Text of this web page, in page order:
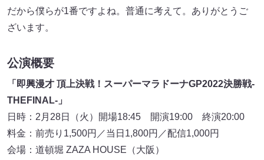
だから僕らが1番ですよね。普通に考えて。ありがとうご
ざいます。
公演概要
「即興漫才 頂上決戦！スーパーマラドーナGP2022決勝戦-
THEFINAL-」
日時：2月28日（火）開場18:45 開演19:00 終演20:00
料金：前売り1,500円／当日1,800円／配信1,000円
会場：道頓堀 ZAZA HOUSE（大阪）